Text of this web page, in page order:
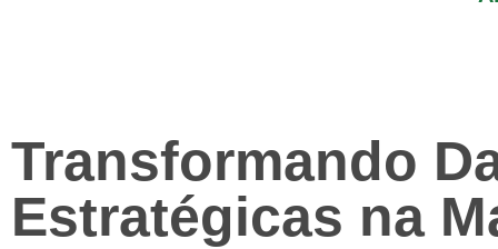
Transformando
Estratégicas na